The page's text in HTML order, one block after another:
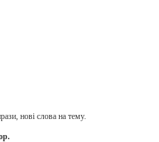
нові слова на тему.